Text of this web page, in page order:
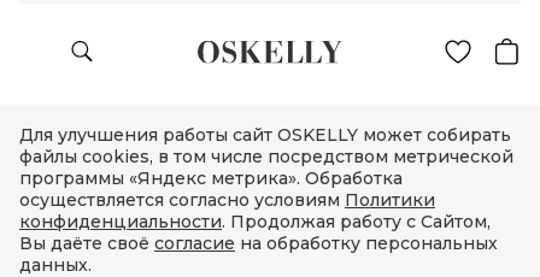
Для улучшения работы сайт OSKELLY может собирать
файлы cookies, в том числе посредством метрической
программы «Яндекс метрика». Обработка
осуществляется согласно условиям Политики
конфиденциальности. Продолжая работу с Сайтом,
Вы даёте своё согласие на обработку персональных
данных.